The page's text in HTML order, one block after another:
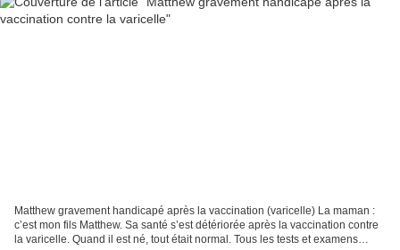
Matthew gravement handicapé après la vaccination (varicelle) La maman :
c’est mon fils Matthew. Sa santé s’est détériorée après la vaccination contre
la varicelle. Quand il est né, tout était normal. Tous les tests et examens